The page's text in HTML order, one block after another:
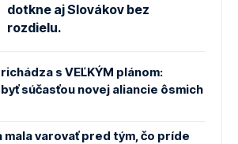
dotkne aj Slovákov bez
rozdielu.
s VEĽKÝM plánom:
súčasťou novej aliancie ôsmich
mala varovať pred tým, čo príde